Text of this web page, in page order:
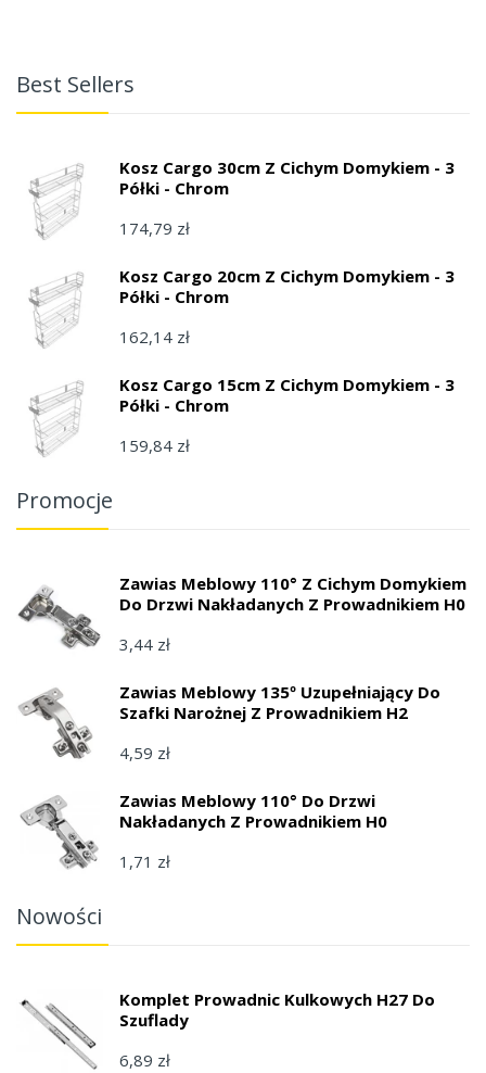
Best Sellers
Kosz Cargo 30cm Z Cichym Domykiem - 3
Półki - Chrom
174,79 zł
Kosz Cargo 20cm Z Cichym Domykiem - 3
Półki - Chrom
162,14 zł
Kosz Cargo 15cm Z Cichym Domykiem - 3
Półki - Chrom
159,84 zł
Promocje
Zawias Meblowy 110° Z Cichym Domykiem
Do Drzwi Nakładanych Z Prowadnikiem H0
3,44 zł
Zawias Meblowy 135º Uzupełniający Do
Szafki Narożnej Z Prowadnikiem H2
4,59 zł
Zawias Meblowy 110° Do Drzwi
Nakładanych Z Prowadnikiem H0
1,71 zł
Nowości
Komplet Prowadnic Kulkowych H27 Do
Szuflady
6,89 zł